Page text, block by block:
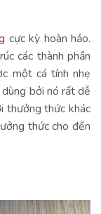
cực kỳ hoàn hảo.
các thành phần
một cá tính nhẹ
bởi nó rất dễ
thưởng thức khác
thức cho đến